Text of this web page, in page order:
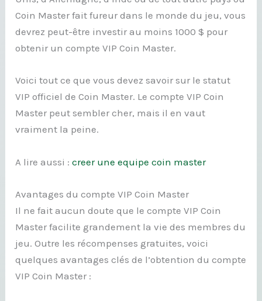
Coin Master fait fureur dans le monde du jeu, vous
devrez peut-être investir au moins 1000 $ pour
obtenir un compte VIP Coin Master.
Voici tout ce que vous devez savoir sur le statut
VIP officiel de Coin Master. Le compte VIP Coin
Master peut sembler cher, mais il en vaut
vraiment la peine.
A lire aussi :creer une equipe coin master
Avantages du compte VIP Coin Master
Il ne fait aucun doute que le compte VIP Coin
Master facilite grandement la vie des membres du
jeu. Outre les récompenses gratuites, voici
quelques avantages clés de l’obtention du compte
VIP Coin Master :